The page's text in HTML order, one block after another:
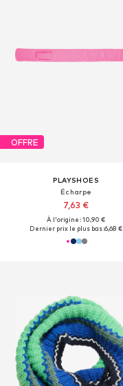
OFFRE
PLAYSHOES
Écharpe
7,63 €
À l'origine : 10,90 €
Dernier prix le plus bas :6,68 €